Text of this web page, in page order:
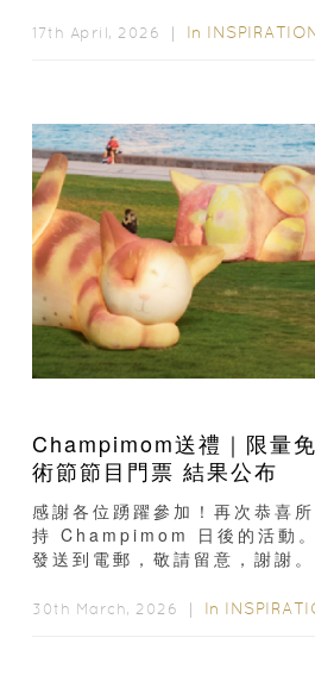
17th April, 2026 ｜ In
Champimom送禮｜限量
術節節目門票 結果公布
感謝各位踴躍參加！再次恭喜
持 Champimom 日後的活動
發送到電郵，敬請留意，謝謝
9669XXXXJessica Lee
30th March, 2026 ｜ In